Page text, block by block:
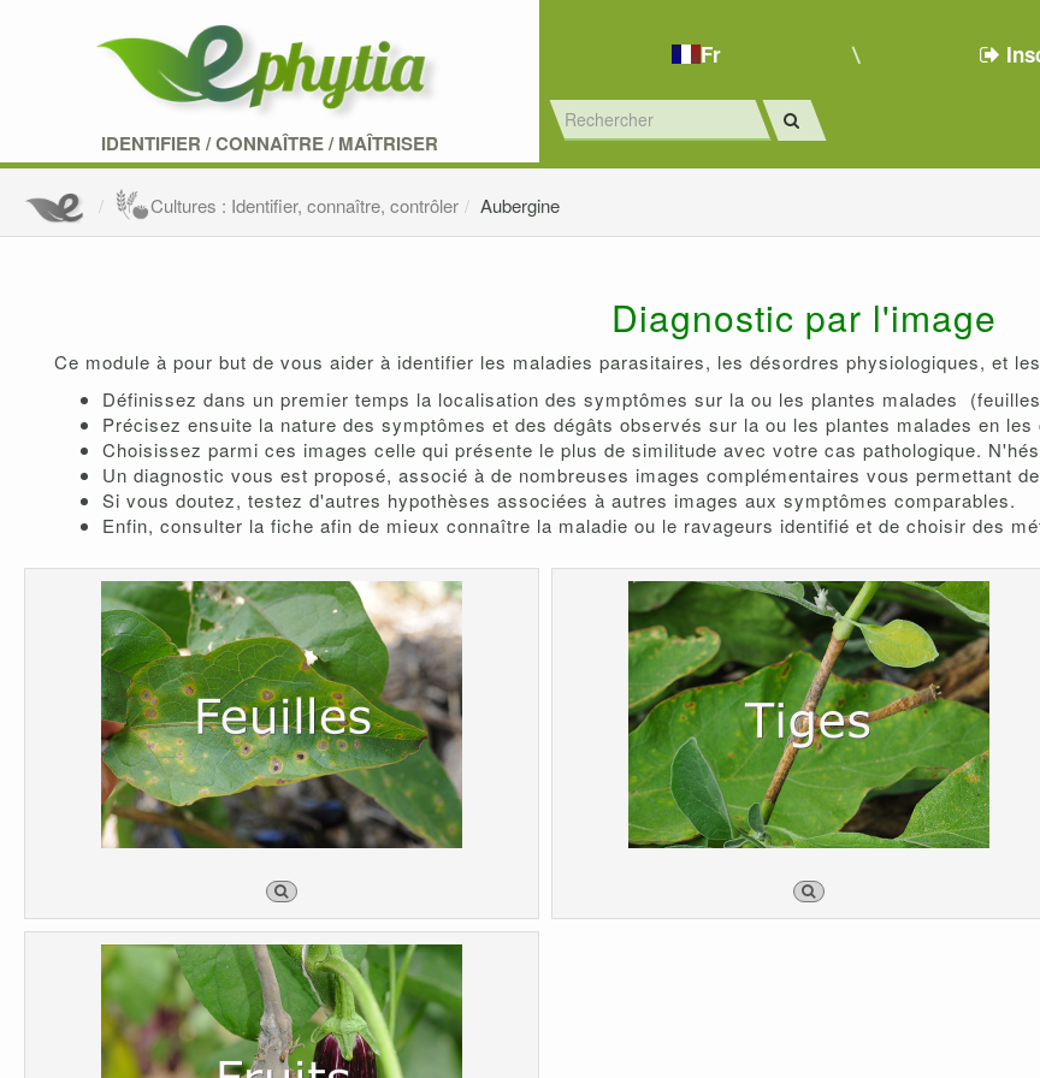
IDENTIFIER /CONNAÎTRE/MAÎTRISER
Fr
Cultures : Identifier, connaître, contrôler Aubergine
Diagnostic par l'image
Ce module à pour but de vous aider à identifier les maladies parasitaires, les désordres physiologiques, et
Définissez dans un premier temps la localisation des symptômes sur la ou les plantes malades
Précisez ensuite la nature des symptômes et des dégâts observés sur la ou les plantes malades en
Choisissez parmi ces images celle qui présente le plus de similitude avec votre cas pathologique.
Un diagnostic vous est proposé, associé à de nombreuses images complémentaires vous permettant
Si vous doutez, testez d'autres hypothèses associées à autres images aux symptômes comparables.
Enfin, consulter la fiche afin de mieux connaître la maladie ou le ravageurs identifié et de choisir des